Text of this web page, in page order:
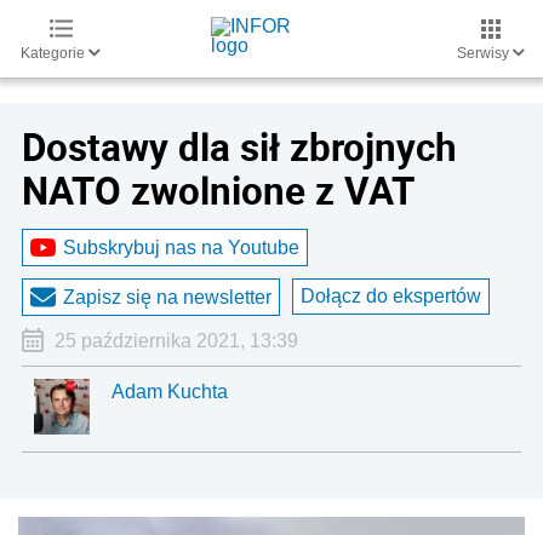
Kategorie Serwisy
Dostawy dla sił zbrojnych
NATO zwolnione z VAT
Subskrybuj nas na Youtube
Zapisz się na newsletter Dołącz do ekspertów
25 października 2021, 13:39
Adam Kuchta